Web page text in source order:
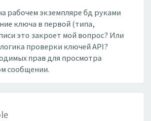
рабочем экземпляре бд руками
ключа в первой (типа,
это закроет мой вопрос? Или
проверки ключей API?
прав для просмотра
сообщении.